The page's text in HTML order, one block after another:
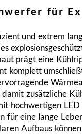
für
und extrem
prägt eine
komplett
zusätzliche
hochwertigen
für eine lange
Aufbaus